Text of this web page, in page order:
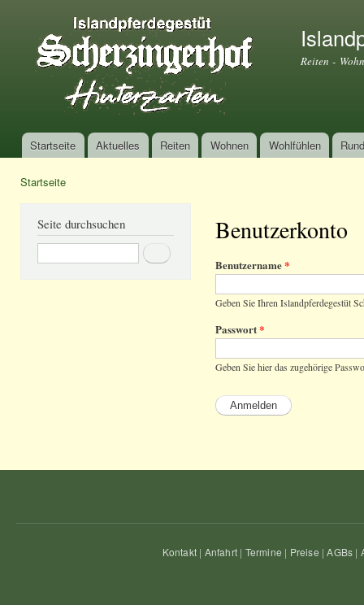
Reiten -
Hauptmenü
Startseite Aktuelles Reiten Wohnen Wohlfühlen
Startseite
Seite durchsuchen
Suche
Benutzerkonto
Benutzername*
Geben Sie Ihren Islandpferdegestüt
Passwort*
Geben Sie hier das zugehörige
Kontakt | Anfahrt | Termine | Preise |AGBs |